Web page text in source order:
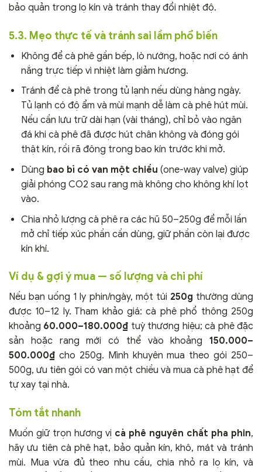
bảo quản trong lọ kín và tránh thay đổi nhiệt độ.
5.3. Mẹo thực tế và tránh sai lầm phổ biến
Không để cà phê gần bếp, lò nướng, hoặc nơi có ánh
nắng trực tiếp vì nhiệt làm giảm hương.
Tránh để cà phê trong tủ lạnh nếu dùng hàng ngày.
Tủ lạnh có độ ẩm và mùi mạnh dễ làm cà phê hút mùi.
Nếu cần lưu trữ dài hạn (vài tháng), chỉ bỏ vào ngăn
đá khi cà phê đã được hút chân không và đóng gói
thật kín, rồi rã đông trong bao kín trước khi mở.
Dùng bao bì có van một chiều (one-way valve) giúp
giải phóng CO2 sau rang mà không cho không khí lọt
vào.
Chia nhỏ lượng cà phê ra các hũ 50–250g để mỗi lần
mở chỉ tiếp xúc phần cần dùng, giữ phần còn lại được
kín khí.
Ví dụ & gợi ý mua — số lượng và chi phí
Nếu bạn uống 1 ly phin/ngày, một túi 250g thường dùng
được 10–12 ly. Tham khảo giá: cà phê phổ thông 250g
khoảng 60.000–180.000₫ tuỳ thương hiệu; cà phê đặc
sản hoặc rang mới có thể vào khoảng 150.000–
500.000₫ cho 250g. Mình khuyên mua theo gói 250–
500g, ưu tiên gói có van một chiều và mua cà phê hạt để
tự xay tại nhà.
Tóm tắt nhanh
Muốn giữ trọn hương vị cà phê nguyên chất pha phin,
hãy ưu tiên cà phê hạt, bảo quản kín, khô, mát và tránh
mùi. Mua vừa đủ theo nhu cầu, chia nhỏ ra lọ kín, và